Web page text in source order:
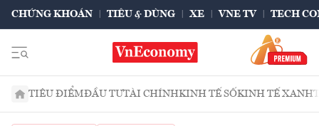
CHỨNG KHOÁN TIÊU & DÙNG XE VNE TV TECH
TIÊU ĐIỂMĐẦU TƯTÀI CHÍNHKINH TẾ SỐKINH TẾ XANH